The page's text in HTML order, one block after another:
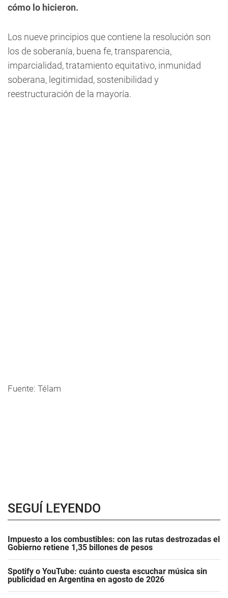
cómo lo hicieron.
Los nueve principios que contiene la resolución son
los de soberanía, buena fe, transparencia,
imparcialidad, tratamiento equitativo, inmunidad
soberana, legitimidad, sostenibilidad y
reestructuración de la mayoría.
Fuente: Télam
SEGUÍ LEYENDO
Impuesto a los combustibles: con las rutas destrozadas el
Gobierno retiene 1,35 billones de pesos
Spotify o YouTube: cuánto cuesta escuchar música sin
publicidad en Argentina en agosto de 2026